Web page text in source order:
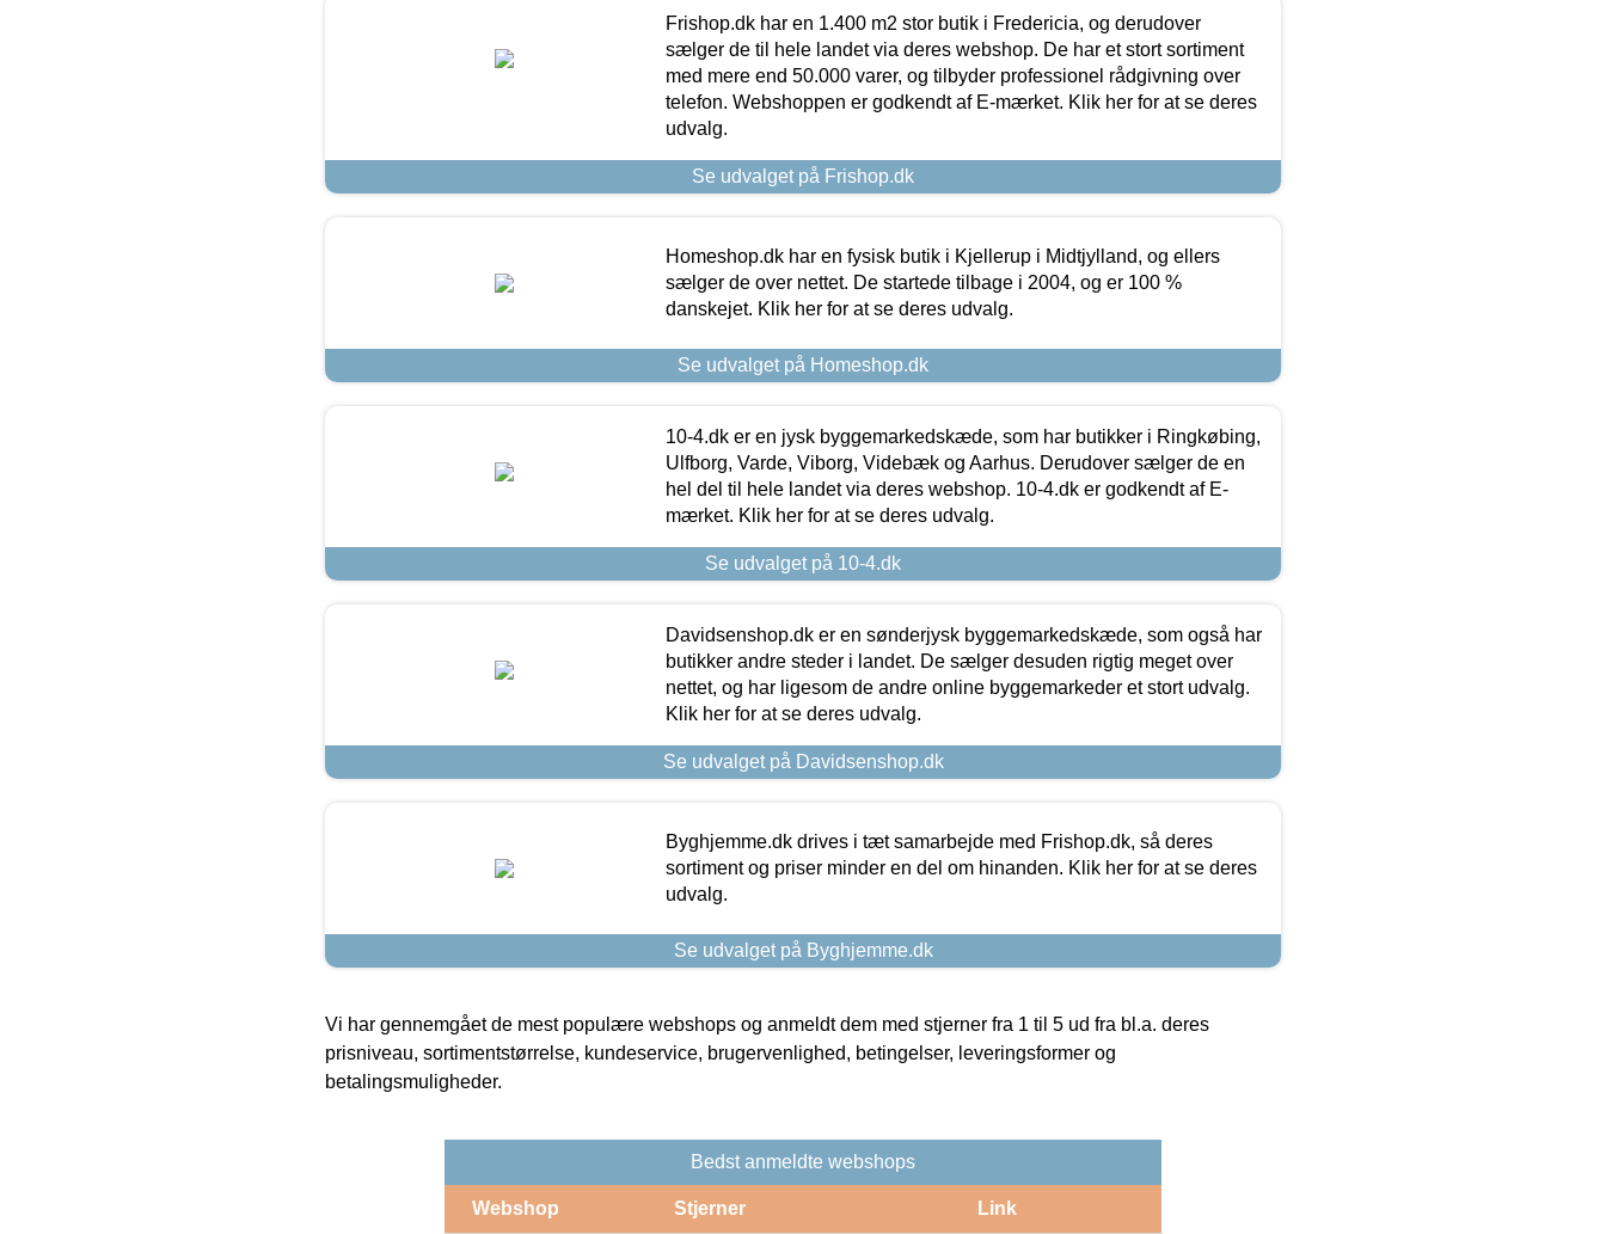
Frishop.dk har en 1.400 m2 stor butik i Fredericia, og derudover
sælger de til hele landet via deres webshop. De har et stort sortiment
med mere end 50.000 varer, og tilbyder professionel rådgivning over
telefon. Webshoppen er godkendt af E-mærket. Klik her for at se deres
udvalg.
Se udvalget på Frishop.dk
Homeshop.dk har en fysisk butik i Kjellerup i Midtjylland, og ellers
sælger de over nettet. De startede tilbage i 2004, og er 100 %
danskejet. Klik her for at se deres udvalg.
Se udvalget på Homeshop.dk
10-4.dk er en jysk byggemarkedskæde, som har butikker i Ringkøbing,
Ulfborg, Varde, Viborg, Videbæk og Aarhus. Derudover sælger de en
hel del til hele landet via deres webshop. 10-4.dk er godkendt af E-
mærket. Klik her for at se deres udvalg.
Se udvalget på 10-4.dk
Davidsenshop.dk er en sønderjysk byggemarkedskæde, som også har
butikker andre steder i landet. De sælger desuden rigtig meget over
nettet, og har ligesom de andre online byggemarkeder et stort udvalg.
Klik her for at se deres udvalg.
Se udvalget på Davidsenshop.dk
Byghjemme.dk drives i tæt samarbejde med Frishop.dk, så deres
sortiment og priser minder en del om hinanden. Klik her for at se deres
udvalg.
Se udvalget på Byghjemme.dk
Vi har gennemgået de mest populære webshops og anmeldt dem med stjerner fra 1 til 5 ud fra bl.a. deres
prisniveau, sortimentstørrelse, kundeservice, brugervenlighed, betingelser, leveringsformer og
betalingsmuligheder.
Bedst anmeldte webshops
Webshop Stjerner Link